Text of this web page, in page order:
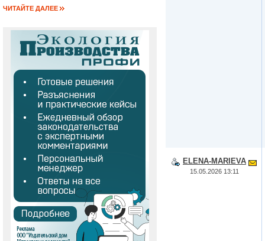
ЧИТАЙТЕ ДАЛЕЕ
ELENA-MARIEVA
15.05.2026 13:11